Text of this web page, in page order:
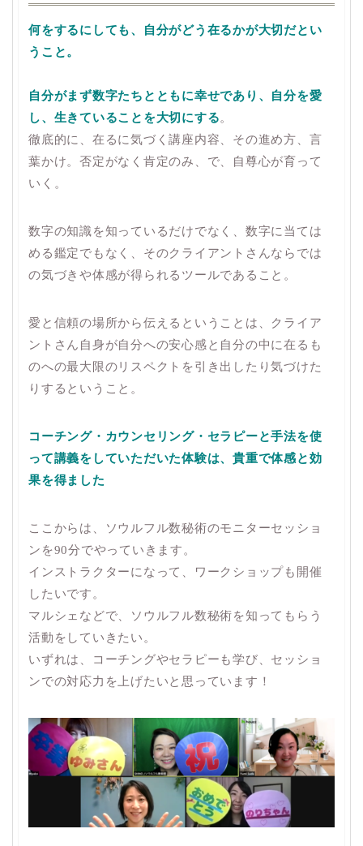
何をするにしても、自分がどう在るかが大切だとい
うこと。
自分がまず数字たちとともに幸せであり、自分を愛
し、生きていることを大切にする。
徹底的に、在るに気づく講座内容、その進め方、言
葉かけ。否定がなく肯定のみ、で、自尊心が育って
いく。
数字の知識を知っているだけでなく、数字に当ては
める鑑定でもなく、そのクライアントさんならでは
の気づきや体感が得られるツールであること。
愛と信頼の場所から伝えるということは、クライア
ントさん自身が自分への安心感と自分の中に在るも
のへの最大限のリスペクトを引き出したり気づけた
りするということ。
コーチング・カウンセリング・セラピーと手法を使
って講義をしていただいた体験は、貴重で体感と効
果を得ました
ここからは、ソウルフル数秘術のモニターセッショ
ンを90分でやっていきます。
インストラクターになって、ワークショップも開催
したいです。
マルシェなどで、ソウルフル数秘術を知ってもらう
活動をしていきたい。
いずれは、コーチングやセラピーも学び、セッショ
ンでの対応力を上げたいと思っています！